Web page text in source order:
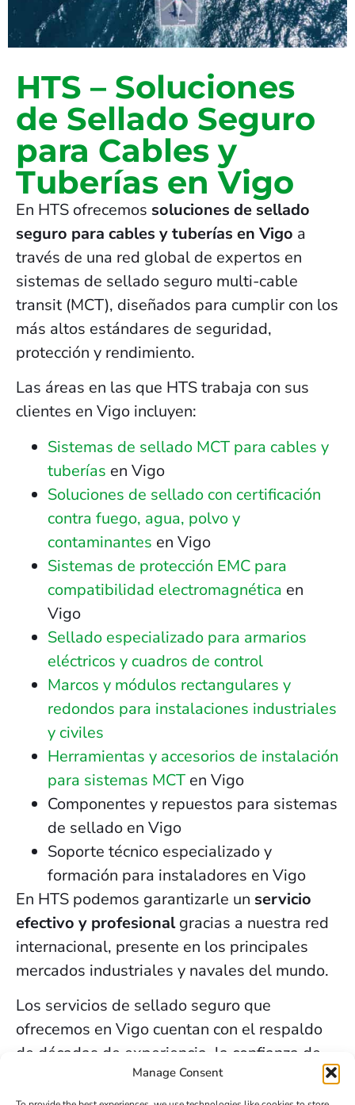
Manage Consent
HTS – Soluciones
de Sellado Seguro
para Cables y
Tuberías en Vigo
En HTS ofrecemos soluciones de sellado
seguro para cables y tuberías en Vigo a
través de una red global de expertos en
sistemas de sellado seguro multi-cable
transit (MCT), diseñados para cumplir con los
más altos estándares de seguridad,
protección y rendimiento.
Las áreas en las que HTS trabaja con sus
clientes en Vigo incluyen:
Sistemas de sellado MCT para cables y
tuberías en Vigo
Soluciones de sellado con certificación
contra fuego, agua, polvo y
contaminantes en Vigo
Sistemas de protección EMC para
compatibilidad electromagnética en
Vigo
Sellado especializado para armarios
eléctricos y cuadros de control
Marcos y módulos rectangulares y
redondos para instalaciones industriales
y civiles
Herramientas y accesorios de instalación
para sistemas MCT en Vigo
Componentes y repuestos para sistemas
de sellado en Vigo
Soporte técnico especializado y
formación para instaladores en Vigo
En HTS podemos garantizarle un servicio
efectivo y profesionalgracias a nuestra red
internacional, presente en los principales
mercados industriales y navales del mundo.
Los servicios de sellado seguro que
ofrecemos en Vigo cuentan con el respaldo
de décadas de experiencia, la confianza de
nuestros clientes y el compromiso constante